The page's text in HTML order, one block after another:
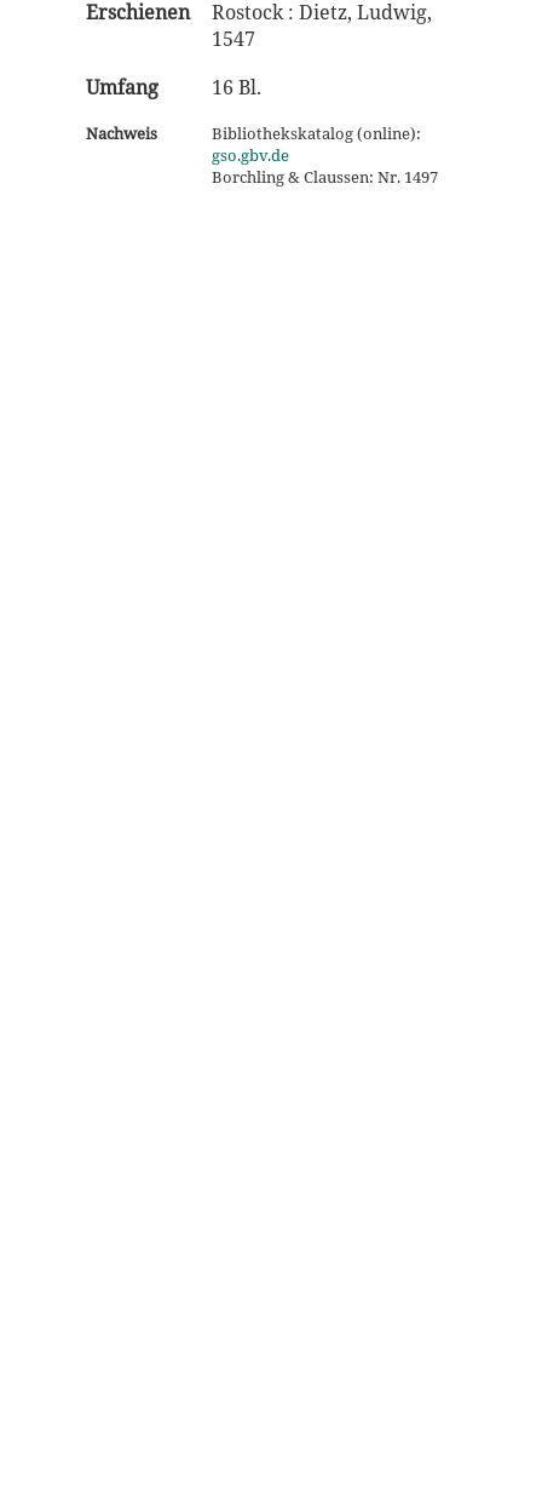
Erschienen
Rostock : Dietz, Ludwig,
1547
Umfang
16 Bl.
Nachweis
Bibliothekskatalog (online):
gso.gbv.de
Borchling & Claussen: Nr. 1497